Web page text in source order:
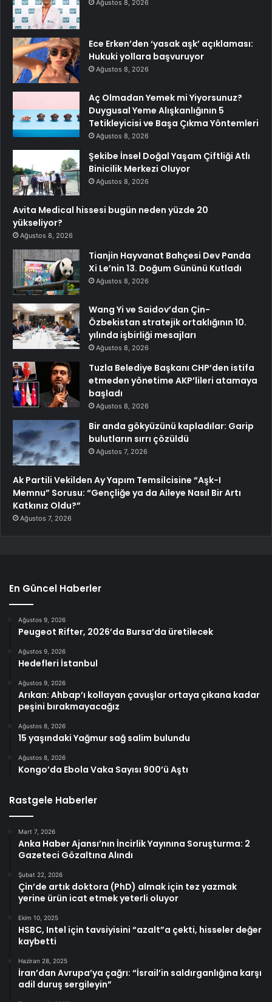
Ağustos 8, 2026
Ece Erken’den ‘yasak aşk’ açıklaması:
Hukuki yollara başvuruyor
Ağustos 8, 2026
Aç Olmadan Yemek mi Yiyorsunuz?
Duygusal Yeme Alışkanlığının 5
Tetikleyicisi ve Başa Çıkma Yöntemleri
Ağustos 8, 2026
Şekibe İnsel Doğal Yaşam Çiftliği Atlı
Binicilik Merkezi Oluyor
Ağustos 8, 2026
Avita Medical hissesi bugün neden yüzde 20
yükseliyor?
Ağustos 8, 2026
Tianjin Hayvanat Bahçesi Dev Panda
Xi Le’nin 13. Doğum Gününü Kutladı
Ağustos 8, 2026
Wang Yi ve Saidov’dan Çin-
Özbekistan stratejik ortaklığının 10.
yılında işbirliği mesajları
Ağustos 8, 2026
Tuzla Belediye Başkanı CHP’den istifa
etmeden yönetime AKP’lileri atamaya
başladı
Ağustos 8, 2026
Bir anda gökyüzünü kapladılar: Garip
bulutların sırrı çözüldü
Ağustos 7, 2026
Ak Partili Vekilden Ay Yapım Temsilcisine “Aşk-I
Memnu” Sorusu: “Gençliğe ya da Aileye Nasıl Bir Artı
Katkınız Oldu?”
Ağustos 7, 2026
En Güncel Haberler
Ağustos 9, 2026
Peugeot Rifter, 2026’da Bursa’da üretilecek
Ağustos 9, 2026
Hedefleri İstanbul
Ağustos 9, 2026
Arıkan: Ahbap’ı kollayan çavuşlar ortaya çıkana kadar
peşini bırakmayacağız
Ağustos 8, 2026
15 yaşındaki Yağmur sağ salim bulundu
Ağustos 8, 2026
Kongo’da Ebola Vaka Sayısı 900’ü Aştı
Rastgele Haberler
Mart 7, 2026
Anka Haber Ajansı’nın İncirlik Yayınına Soruşturma: 2
Gazeteci Gözaltına Alındı
Şubat 22, 2026
Çin’de artık doktora (PhD) almak için tez yazmak
yerine ürün icat etmek yeterli oluyor
Ekim 10, 2025
HSBC, Intel için tavsiyisini “azalt”a çekti, hisseler değer
kaybetti
Haziran 28, 2025
İran’dan Avrupa’ya çağrı: “İsrail’in saldırganlığına karşı
adil duruş sergileyin”